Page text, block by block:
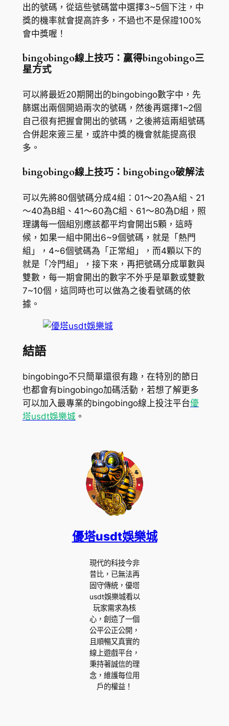
出的號碼，從這些號碼當中選擇3~5個下注，中
獎的機率就會提高許多，不過也不是保證100%
會中獎喔！
bingobingo線上技巧：贏得bingobingo三
星方式
可以將最近20期開出的bingobingo數字中，先
篩選出兩個開過兩次的號碼，然後再選擇1~2個
自己很有把握會開出的號碼，之後將這兩組號碼
合併起來簽三星，或許中獎的機會就能提高很
多。
bingobingo線上技巧：bingobingo破解法
可以先將80個號碼分成4組：01～20為A組、21
～40為B組、41～60為C組、61～80為D組，照
理講每一個組別應該都平均會開出5顆，這時
候，如果一組中開出6~9個號碼，就是「熱門
組」，4~6個號碼為「正常組」，而4顆以下的
就是「冷門組」，接下來，再把號碼分成單數與
雙數，每一期會開出的數字不外乎是單數或雙數
7~10個，這同時也可以做為之後看號碼的依
據。
結語
bingobingo不只簡單還很有趣，在特別的節日
也都會有bingobingo加碼活動，若想了解更多
可以加入最專業的bingobingo線上投注平台優
塔usdt娛樂城。
優塔usdt娛樂城
現代的科技今非
昔比，已無法再
固守傳統，優塔
usdt娛樂城看以
玩家需求為核
心，創造了一個
公平公正公開，
且順暢又真實的
線上遊戲平台，
秉持著誠信的理
念，維護每位用
戶的權益！